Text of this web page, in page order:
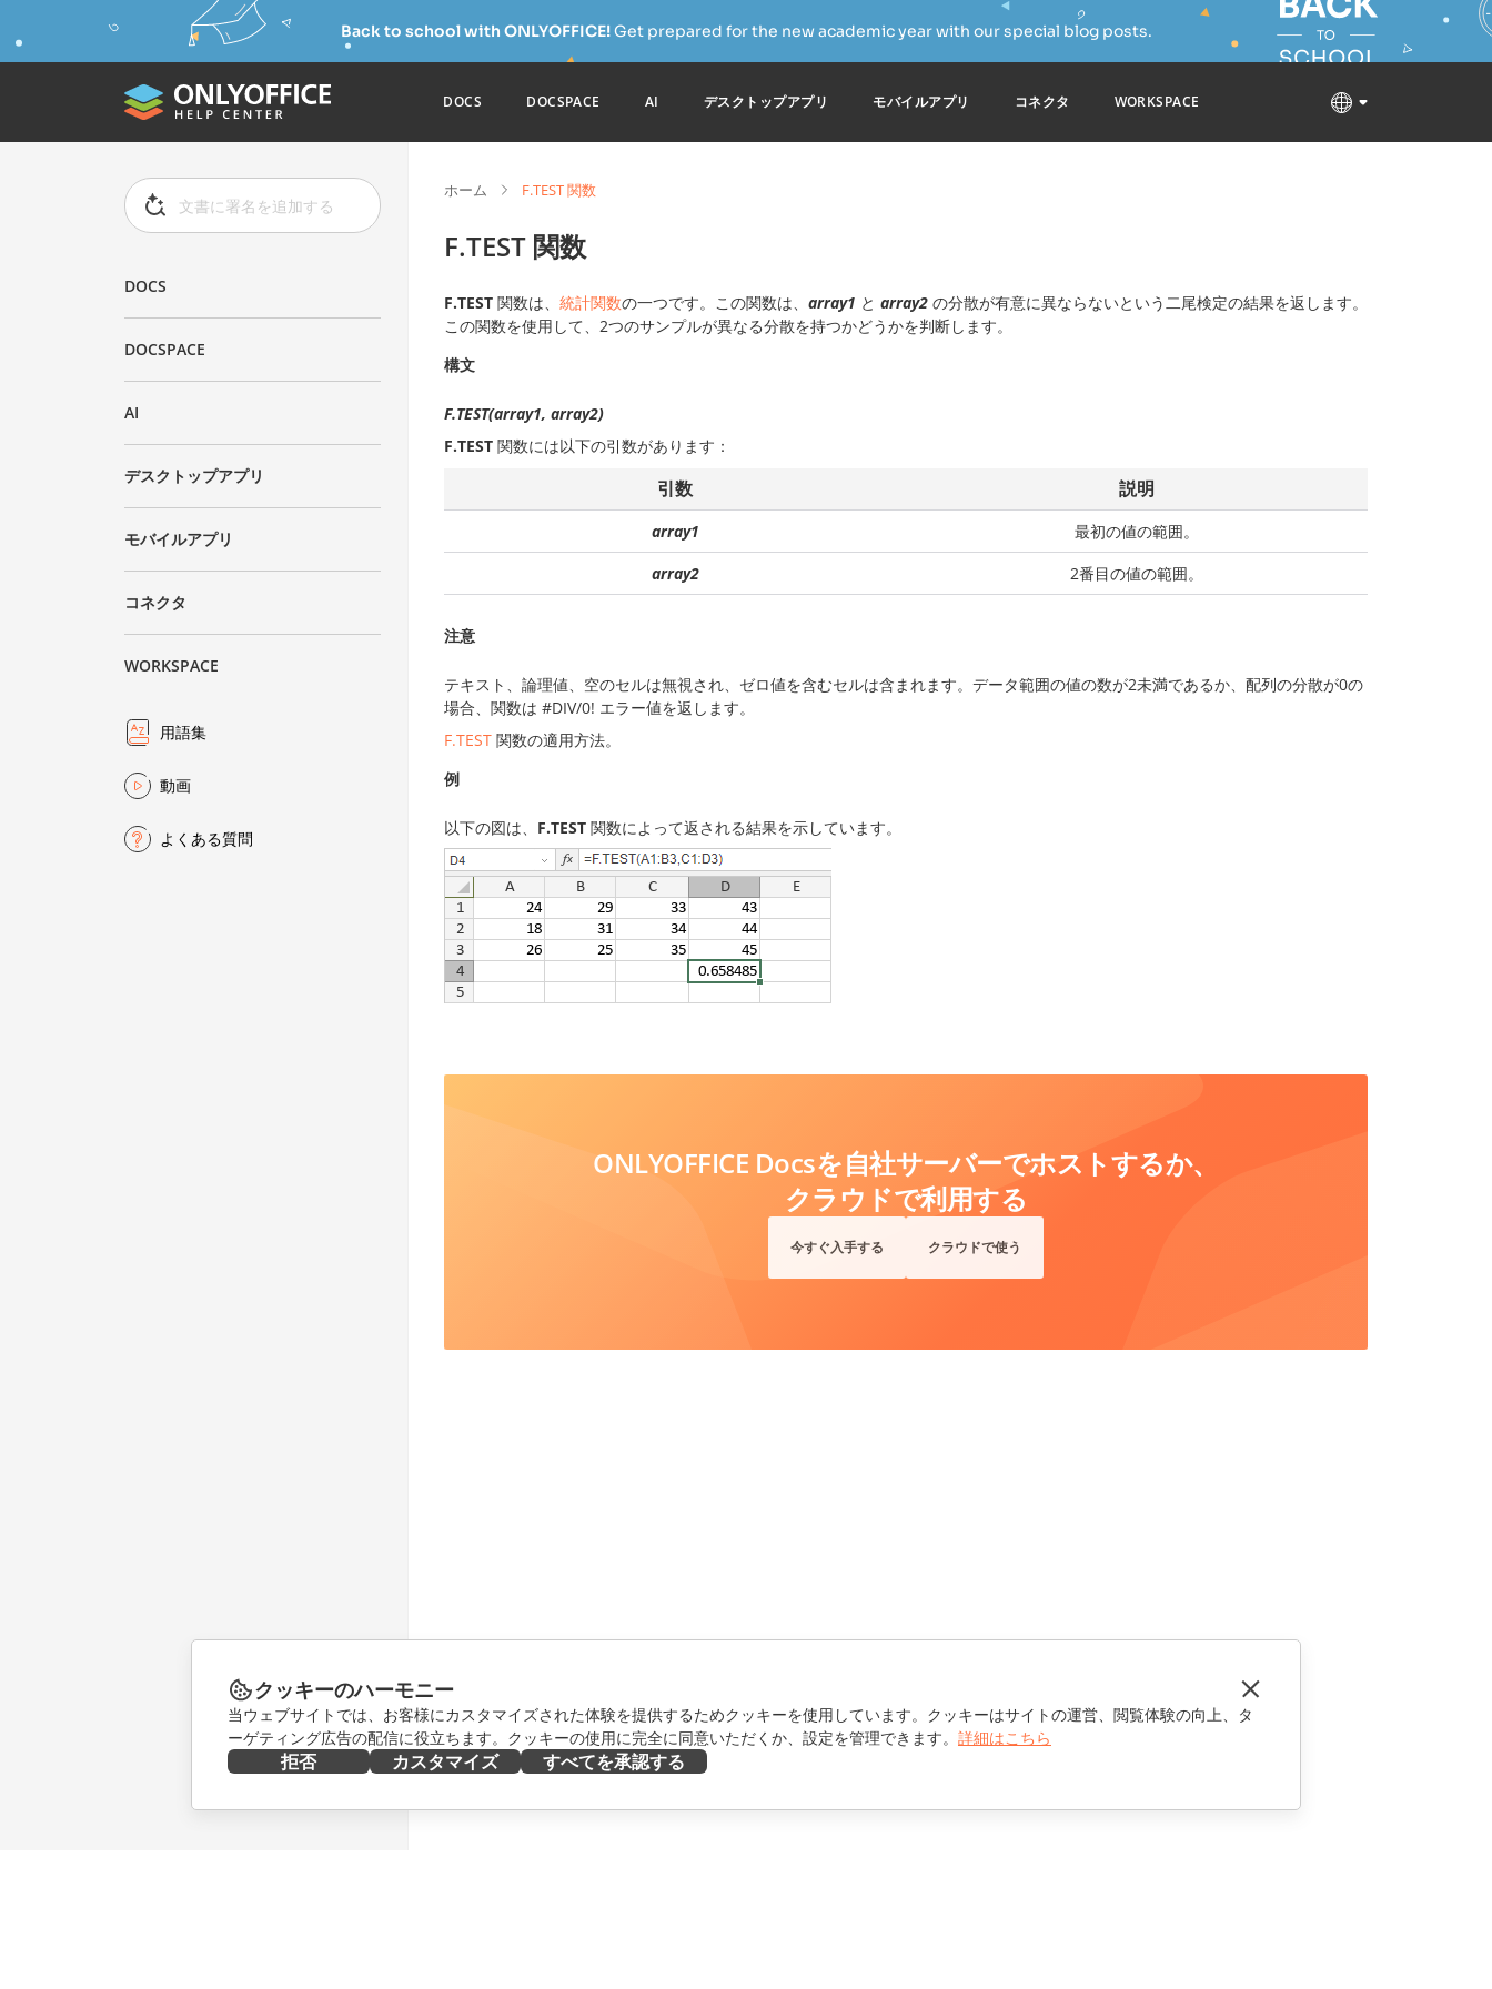
Back to school with ONLYOFFICE!Get prepared for the new academic year with our special blog posts.
DOCS DOCSPACE AI デスクトップアプリ モバイルアプリ コネクタ WORKSPACE
DOCS
DOCSPACE
AI
デスクトップアプリ
モバイルアプリ
コネクタ
WORKSPACE
用語集
動画
よくある質問
ホーム F.TEST 関数
F.TEST 関数
F.TEST 関数は、 統計関数の一つです。この関数は、 array1 と array2 の分散が有意に異ならないという二尾検定の結果を返します。
この関数を使用して、2つのサンプルが異なる分散を持つかどうかを判断します。
構文
F.TEST(array1, array2)
F.TEST 関数には以下の引数があります：
引数 説明
array1
最初の値の範囲。
array2
2番目の値の範囲。
注意
テキスト、論理値、空のセルは無視され、ゼロ値を含むセルは含まれます。データ範囲の値の数が2未満であるか、配列の分散が0の
場合、関数は #DIV/0! エラー値を返します。
F.TEST 関数の適用方法。
例
以下の図は、 F.TEST 関数によって返される結果を示しています。
ONLYOFFICE Docsを自社サーバーでホストするか、
クラウドで利用する
今すぐ入手する クラウドで使う
クッキーのハーモニー
当ウェブサイトでは、お客様にカスタマイズされた体験を提供するためクッキーを使用しています。クッキーはサイトの運営、閲覧体験の向上、タ
ーゲティング広告の配信に役立ちます。クッキーの使用に完全に同意いただくか、設定を管理できます。 詳細はこちら
拒否 カスタマイズ すべてを承認する